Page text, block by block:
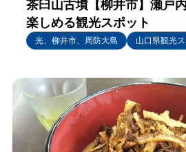
茶臼山古墳【柳井市】瀬戸
楽しめる観光スポット
光、柳井市、周防大島 山口県観光ス